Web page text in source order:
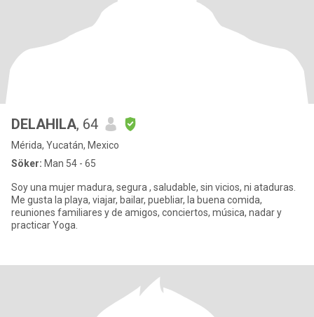
DELAHILA, 64
Mérida, Yucatán, Mexico
Söker: Man 54 - 65
Soy una mujer madura, segura , saludable, sin vicios, ni ataduras.
Me gusta la playa, viajar, bailar, puebliar, la buena comida,
reuniones familiares y de amigos, conciertos, música, nadar y
practicar Yoga.